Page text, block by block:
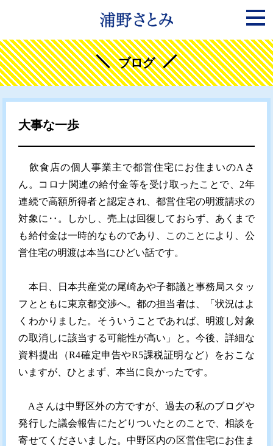
ブログ
大事な一歩
飲食店の個人事業主で都営住宅にお住まいのAさ
ん。コロナ関連の給付金等を受け取ったことで、2年
連続で高額所得者と認定され、都営住宅の明渡請求の
対象に‥。しかし、売上は回復しておらず、あくまで
も給付金は一時的なものであり、このことにより、公
営住宅の明渡は本当にひどい話です。
本日、日本共産党の尾崎あや子都議と事務局スタッ
フとともに東京都交渉へ。都の担当者は、「状況はよ
くわかりました。そういうことであれば、明渡し対象
の取消しに該当する可能性が高い」と。今後、詳細な
資料提出（R4確定申告やR5課税証明など）をおこな
いますが、ひとまず、本当に良かったです。
Aさんは中野区外の方ですが、過去の私のブログや
発行した議会報告にたどりついたとのことで、相談を
寄せてくださいました。中野区内の区営住宅にお住ま